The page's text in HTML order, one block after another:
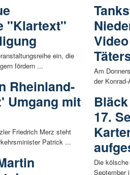
"Klartext"
ein, die
fördern ...
Rheinland-
Umgang mit
Friedrich Merz steht
Patrick ...
Am
der
17.
Die
September